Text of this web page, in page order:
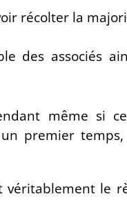
récolter la
des associés
même si
premier
véritablement le